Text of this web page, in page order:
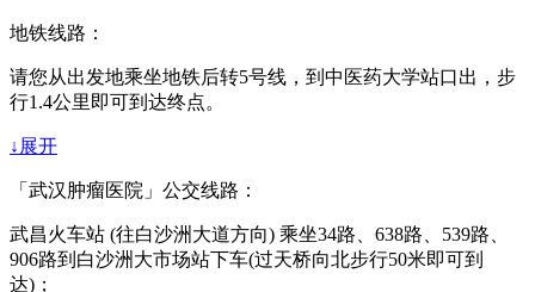
地铁线路：
请您从出发地乘坐地铁后转5号线，到中医药大学站口出，步
行1.4公里即可到达终点。
↓展开
「武汉肿瘤医院」公交线路：
武昌火车站 (往白沙洲大道方向) 乘坐34路、638路、539路、
906路到白沙洲大市场站下车(过天桥向北步行50米即可到
达)；